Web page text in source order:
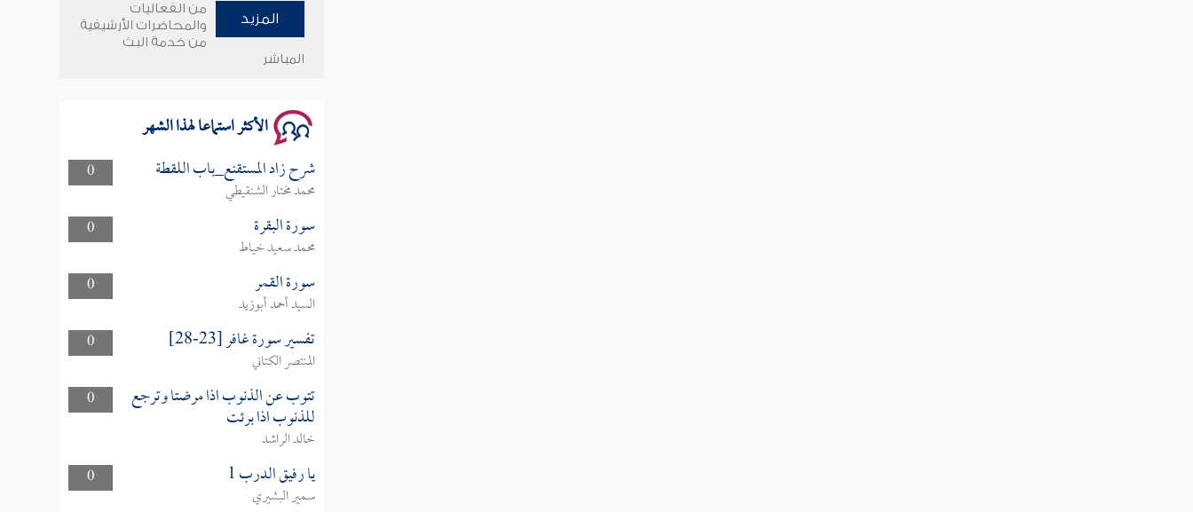
وأمنهم من خوف 9
المزيد
من الفعاليات
والمحاضرات الأرشيفية
من خدمة البث
المباشر
الأكثر استماعا لهذا الشهر
0 شرح زاد المستقنع_باب اللقطة
محمد مختار الشنقيطي
0
سورة البقرة
محمد سعيد خياط
0
سورة القمر
السيد أحمد أبوزيد
0
تفسير سورة غافر [23-28]
المنتصر الكتاني
0
تتوب عن الذنوب اذا مرضتا وترجع
للذنوب اذا برئت
خالد الراشد
0
يا رفيق الدرب 1
سمير البشيري